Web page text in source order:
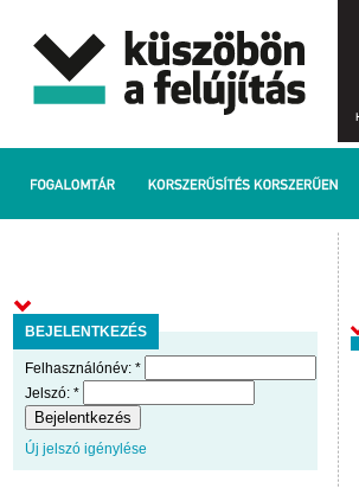
BEJELENTKEZÉS
Felhasználónév: *
Jelszó: *
Új jelszó igénylése